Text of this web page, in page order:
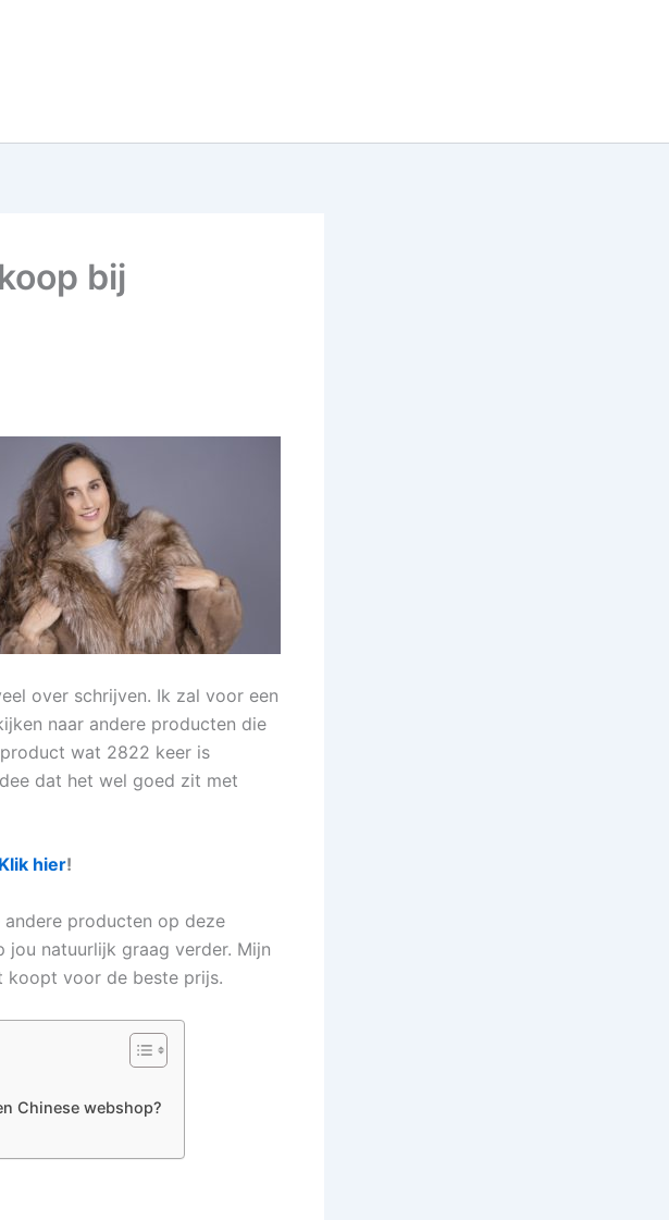
bij
over schrijven. Ik zal voor een
naar andere producten die
wat 2822 keer is
dat het wel goed zit met
Klik hier!
producten op deze
jou natuurlijk graag verder. Mijn
voor de beste prijs.
Chinese webshop?